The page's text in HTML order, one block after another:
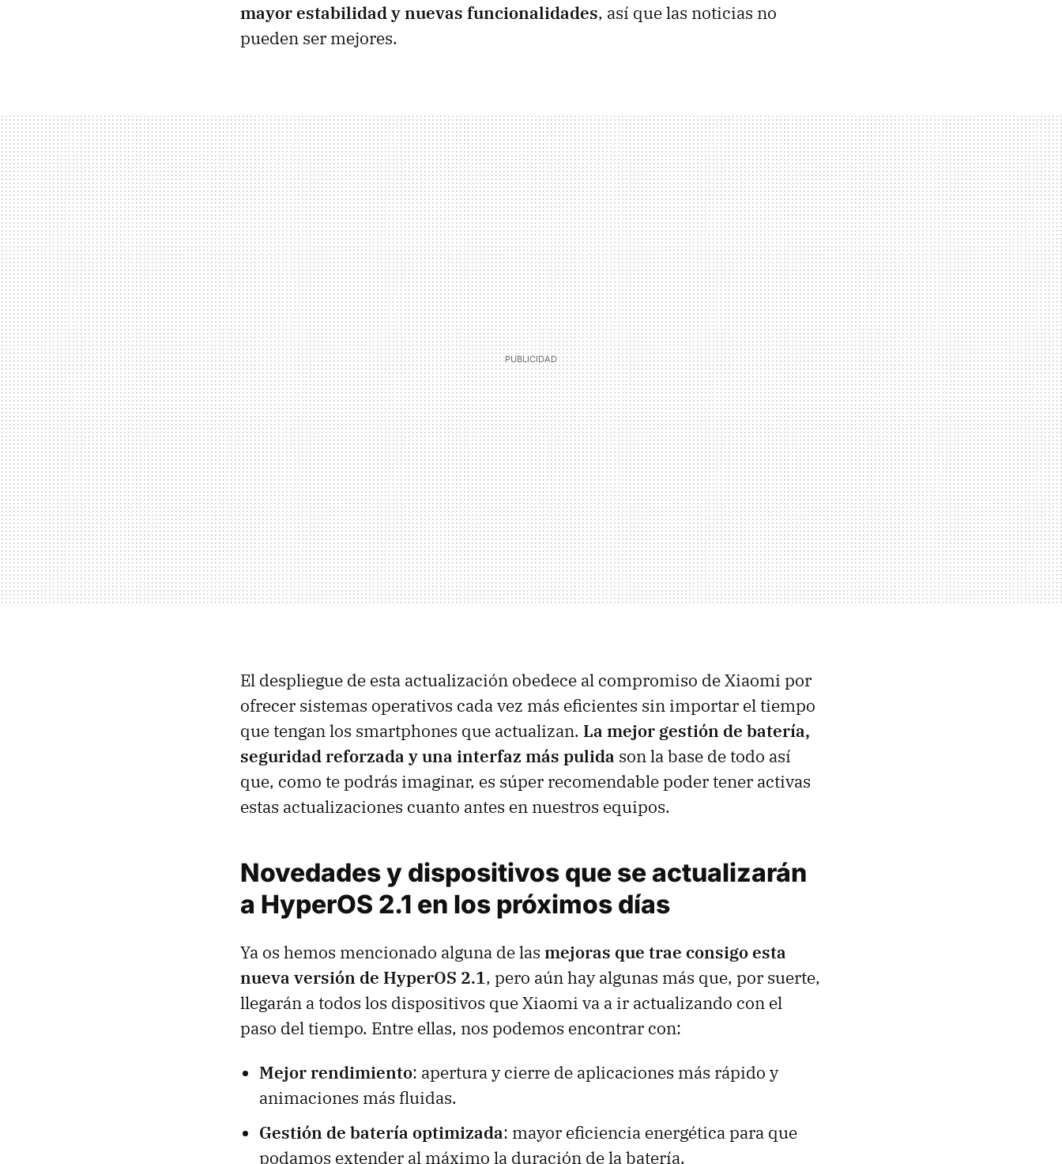
mayor estabilidad y nuevas funcionalidades, así que las noticias no
pueden ser mejores.
El despliegue de esta actualización obedece al compromiso de Xiaomi por
ofrecer sistemas operativos cada vez más eficientes sin importar el tiempo
que tengan los smartphones que actualizan. La mejor gestión de batería,
seguridad reforzada y una interfaz más pulida son la base de todo así
que, como te podrás imaginar, es súper recomendable poder tener activas
estas actualizaciones cuanto antes en nuestros equipos.
Novedades y dispositivos que se actualizarán
a HyperOS 2.1 en los próximos días
Ya os hemos mencionado alguna de las mejoras que trae consigo esta
nueva versión de HyperOS 2.1, pero aún hay algunas más que, por suerte,
llegarán a todos los dispositivos que Xiaomi va a ir actualizando con el
paso del tiempo. Entre ellas, nos podemos encontrar con:
Mejor rendimiento: apertura y cierre de aplicaciones más rápido y
animaciones más fluidas.
Gestión de batería optimizada: mayor eficiencia energética para que
podamos extender al máximo la duración de la batería.